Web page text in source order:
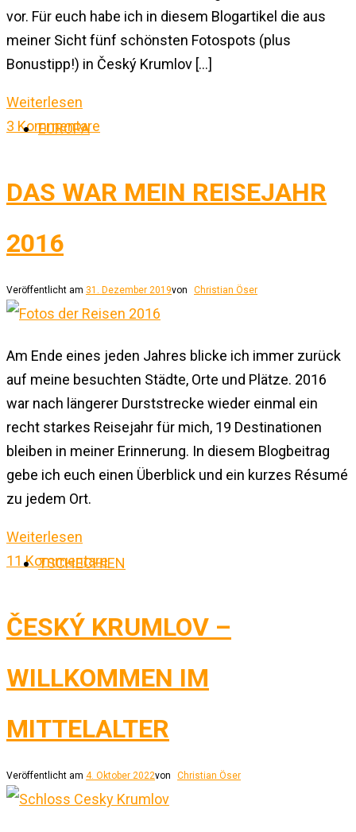
vor. Für euch habe ich in diesem Blogartikel die aus
meiner Sicht fünf schönsten Fotospots (plus
Bonustipp!) in Český Krumlov […]
Weiterlesen
3 Kommentare
EUROPA
DAS WAR MEIN REISEJAHR
2016
Veröffentlicht am 31. Dezember 2019von Christian Öser
Am Ende eines jeden Jahres blicke ich immer zurück
auf meine besuchten Städte, Orte und Plätze. 2016
war nach längerer Durststrecke wieder einmal ein
recht starkes Reisejahr für mich, 19 Destinationen
bleiben in meiner Erinnerung. In diesem Blogbeitrag
gebe ich euch einen Überblick und ein kurzes Résumé
zu jedem Ort.
Weiterlesen
11 Kommentare
TSCHECHIEN
ČESKÝ KRUMLOV –
WILLKOMMEN IM
MITTELALTER
Veröffentlicht am 4. Oktober 2022von Christian Öser